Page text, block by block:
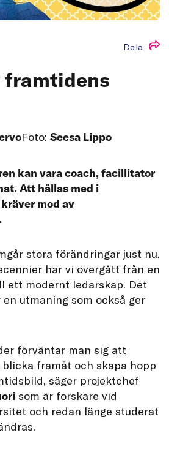
Dela
framtidens
Foto: Seesa Lippo
kan vara coach, facillitator
Att hållas med i
mod av
stora förändringar just nu.
har vi övergått från en
ett modernt ledarskap. Det
utmaning som också ger
förväntar man sig att
framåt och skapa hopp
säger projektchef
som är forskare vid
och redan länge studerat